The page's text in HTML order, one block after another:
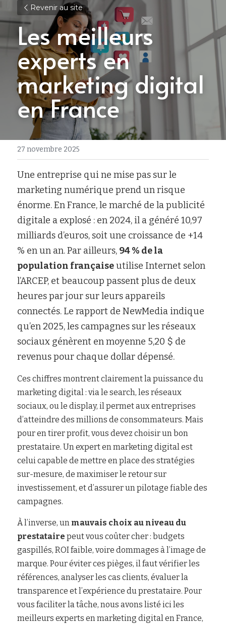
Revenir au site
Les meilleurs
experts en
marketing digital
en France
27 novembre 2025
Une entreprise qui ne mise pas sur le
marketing numérique prend un risque
énorme. En France, le marché de la publicité
digitale a explosé : en 2024, il a généré 10,97
milliards d’euros, soit une croissance de +14
% en un an. Par ailleurs, 94 % de la
population française utilise Internet selon
l’ARCEP, et beaucoup passent plus de deux
heures par jour sur leurs appareils
connectés. Le rapport de NewMedia indique
qu’en 2025, les campagnes sur les réseaux
sociaux génèrent en moyenne 5,20 $ de
revenus pour chaque dollar dépensé.
Ces chiffres montrent clairement la puissance du
marketing digital : via le search, les réseaux
sociaux, ou le display, il permet aux entreprises
d’atteindre des millions de consommateurs. Mais
pour en tirer profit, vous devez choisir un bon
prestataire. Un expert en marketing digital est
celui capable de mettre en place des stratégies
sur-mesure, de maximiser le retour sur
investissement, et d’assurer un pilotage fiable des
campagnes.
À l’inverse, un mauvais choix au niveau du
prestataire peut vous coûter cher : budgets
gaspillés, ROI faible, voire dommages à l’image de
marque. Pour éviter ces pièges, il faut vérifier les
références, analyser les cas clients, évaluer la
transparence et l’expérience du prestataire. Pour
vous faciliter la tâche, nous avons listé ici les
meilleurs experts en marketing digital en France,